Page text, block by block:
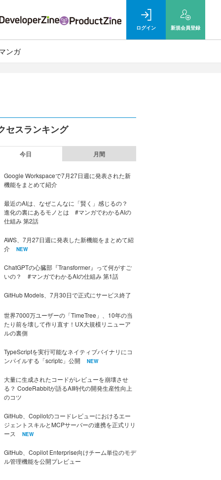
ログイン 新規会員登録
ンガ
セスランキング
今日 月間
Google Workspaceで7月27日週に発表された新
機能をまとめて紹介
最近のAIは、なぜこんなに「賢く」感じるの？
進化の裏にあるモノとは #マンガでわかるAIの
仕組み 第2話
AWS、7月27日週に発表した新機能をまとめて紹
介
NEW
ChatGPTの心臓部『Transformer』って何がすご
いの？ #マンガでわかるAIの仕組み 第1話
GitHub Models、7月30日で正式にサービス終了
世界7000万ユーザーの「TimeTree」、10年の当
たり前を壊して作り直す！UX大規模リニューア
ルの裏側
TypeScriptを実行可能なネイティブバイナリにコ
ンパイルする「scriptc」公開
NEW
大量に生成されたコードがレビューを崩壊させ
る？ CodeRabbitが語るAI時代の開発生産性向上
のコツ
GitHub、Copilotのコードレビューにおけるエー
ジェントスキルとMCPサーバーの連携を正式リリ
ース
NEW
GitHub、Copilot Enterprise向けチーム単位のモデ
ル管理機能を公開プレビュー